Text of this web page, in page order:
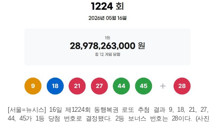
[서울=뉴시스] 16일 제1224회 동행복권 로또 추첨 결과 9, 18, 21, 27,
44, 45가 1등 당첨 번호로 결정됐다. 2등 보너스 번호는 28이다. (사진